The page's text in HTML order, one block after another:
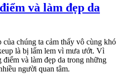
và làm đẹp da
chúng ta cảm thấy vô cùng khó
là bị lấm lem vì mưa ướt. Vì
điểm và làm đẹp da trong những
người quan tâm.